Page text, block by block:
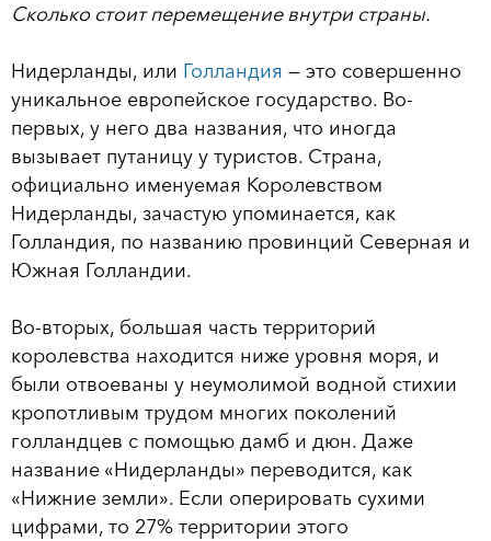
Сколько стоит перемещение внутри страны.
Нидерланды, или Голландия — это совершенно
уникальное европейское государство. Во-
первых, у него два названия, что иногда
вызывает путаницу у туристов. Страна,
официально именуемая Королевством
Нидерланды, зачастую упоминается, как
Голландия, по названию провинций Северная и
Южная Голландии.
Во-вторых, большая часть территорий
королевства находится ниже уровня моря, и
были отвоеваны у неумолимой водной стихии
кропотливым трудом многих поколений
голландцев с помощью дамб и дюн. Даже
название «Нидерланды» переводится, как
«Нижние земли». Если оперировать сухими
цифрами, то 27% территории этого